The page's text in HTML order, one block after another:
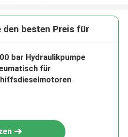
den besten Preis für
bar Hydraulikpumpe
für